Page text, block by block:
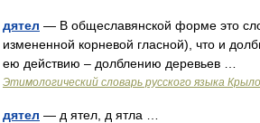
дятел — В общеславянской форме это
измененной корневой гласной), что и
ею действию – долблению деревьев …
Этимологический словарь русского языка
дятел — д ятел, д ятла …